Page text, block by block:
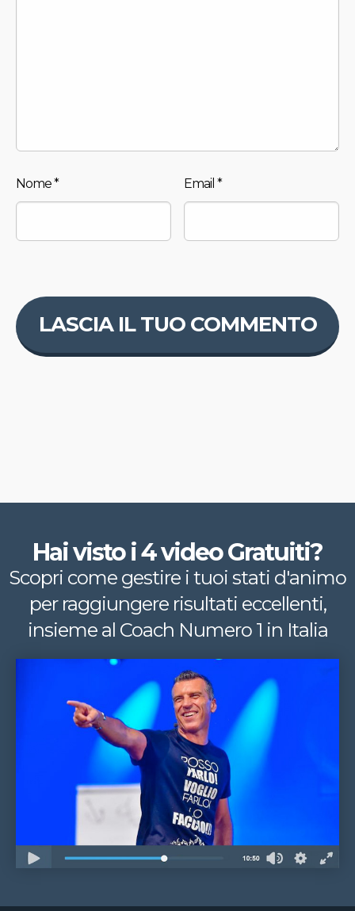
Nome* Email*
Hai visto i 4 video Gratuiti?
Scopri come gestire i tuoi stati d'animo
per raggiungere risultati eccellenti,
insieme al Coach Numero 1 in Italia